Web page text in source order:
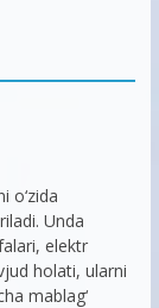
o‘zida
Unda
elektr
holati, ularni
mablag‘